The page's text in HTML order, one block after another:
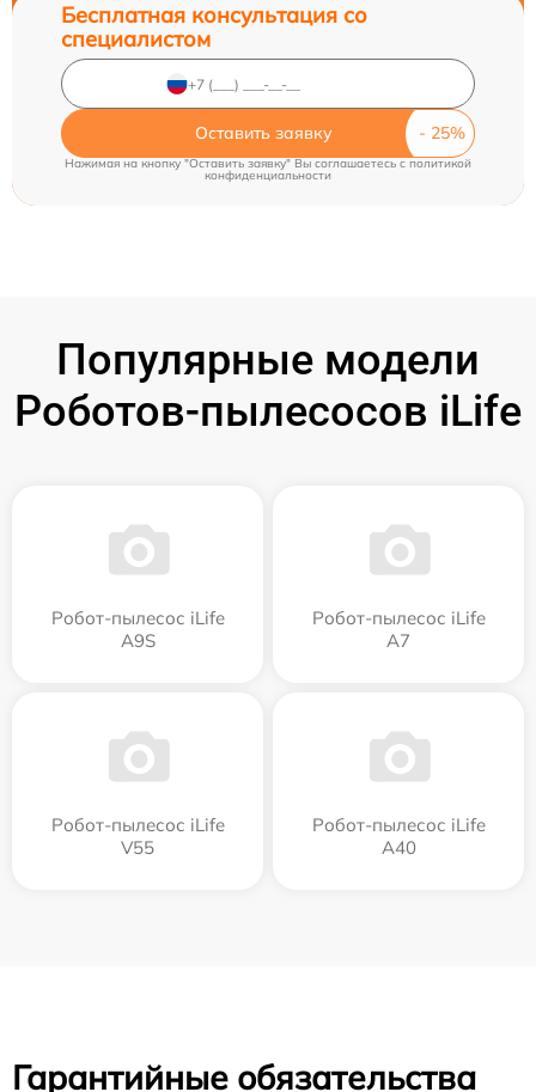
Бесплатная консультация со
специалистом
Оставить заявку
Нажимая на кнопку "Оставить заявку" Вы соглашаетесь c политикой
конфиденциальности
Популярные модели
Роботов-пылесосов iLife
Робот-пылесос iLife
A9S
Робот-пылесос iLife
A7
Робот-пылесос iLife
V55
Робот-пылесос iLife
A40
Гарантийные обязательства